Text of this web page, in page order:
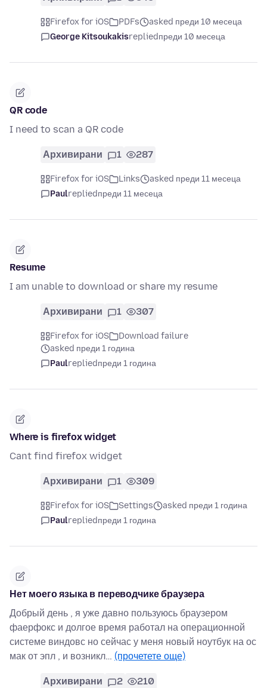
Firefox for iOS PDFs
asked преди 10 месеца
George Kitsoukakisrepliedпреди 10 месеца
QR code
I need to scan a QR code
Архивирани 1 287
Firefox for iOS Links
asked преди 11 месеца
Paulrepliedпреди 11 месеца
Resume
I am unable to download or share my resume
Архивирани 1 307
Firefox for iOS
Download failure
asked преди 1 година
Paulrepliedпреди 1 година
Where is firefox widget
Cant find firefox widget
Архивирани 1 309
Firefox for iOS Settings
asked преди 1 година
Paulrepliedпреди 1 година
Нет моего языка в переводчике браузера
Добрый день , я уже давно пользуюсь браузером
фаерфокс и долгое время работал на операционной
системе виндовс но сейчас у меня новый ноутбук на ос
мак от эпл , и возникл… (прочетете още)
Архивирани 2 210